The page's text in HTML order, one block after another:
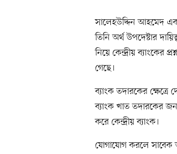
সালেহউদ্দিন আহমেদ
তিনি অর্থ উপদেষ্টার
নিয়ে কেন্দ্রীয় ব্যাংকের
গেছে।
ব্যাংক তদারকের ক্ষেত্রে
ব্যাংক খাত তদারকের
করে কেন্দ্রীয় ব্যাংক।
যোগাযোগ করলে সাবেক